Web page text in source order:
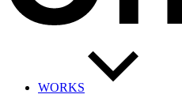
WORKS